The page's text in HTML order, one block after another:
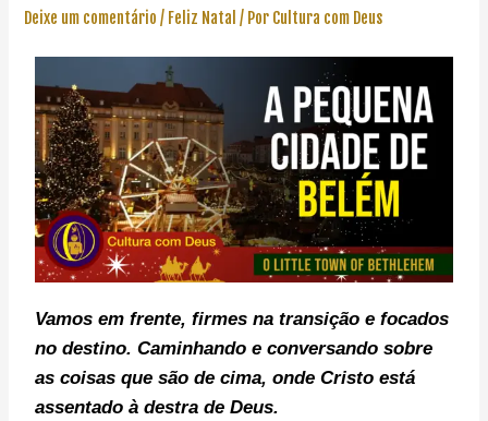
Deixe um comentário / Feliz Natal / Por Cultura com Deus
Vamos em frente, firmes na transição e focados
no destino. Caminhando e conversando sobre
as coisas que são de cima, onde Cristo está
assentado à destra de Deus.